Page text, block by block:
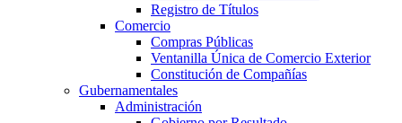
Registro de Títulos
Comercio
Compras Públicas
Ventanilla Única de Comercio Exterior
Constitución de Compañías
Gubernamentales
Administración